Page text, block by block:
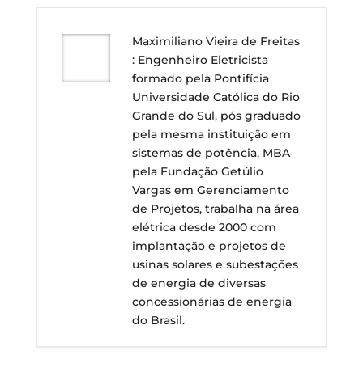
Maximiliano Vieira de Freitas
: Engenheiro Eletricista
formado pela Pontifícia
Universidade Católica do Rio
Grande do Sul, pós graduado
pela mesma instituição em
sistemas de potência, MBA
pela Fundação Getúlio
Vargas em Gerenciamento
de Projetos, trabalha na área
elétrica desde 2000 com
implantação e projetos de
usinas solares e subestações
de energia de diversas
concessionárias de energia
do Brasil.